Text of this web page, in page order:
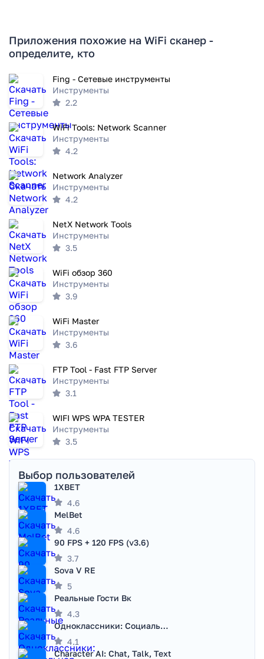
Приложения похожие на WiFi сканер -
определите, кто
Fing - Сетевые инструменты
Инструменты
2.2
WiFi Tools: Network Scanner
Инструменты
4.2
Network Analyzer
Инструменты
4.2
NetX Network Tools
Инструменты
3.5
WiFi обзор 360
Инструменты
3.9
WiFi Master
Инструменты
3.6
FTP Tool - Fast FTP Server
Инструменты
3.1
WIFI WPS WPA TESTER
Инструменты
3.5
Выбор пользователей
1XBET
4.6
MelBet
4.6
90 FPS + 120 FPS (v3.6)
3.7
Sova V RE
5
Реальные Гости Вк
4.3
Одноклассники: Социальная сеть
4.1
Character AI: Chat, Talk, Text